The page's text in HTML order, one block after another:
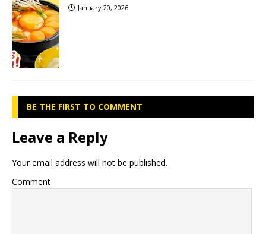
January 20, 2026
BE THE FIRST TO COMMENT
Leave a Reply
Your email address will not be published.
Comment